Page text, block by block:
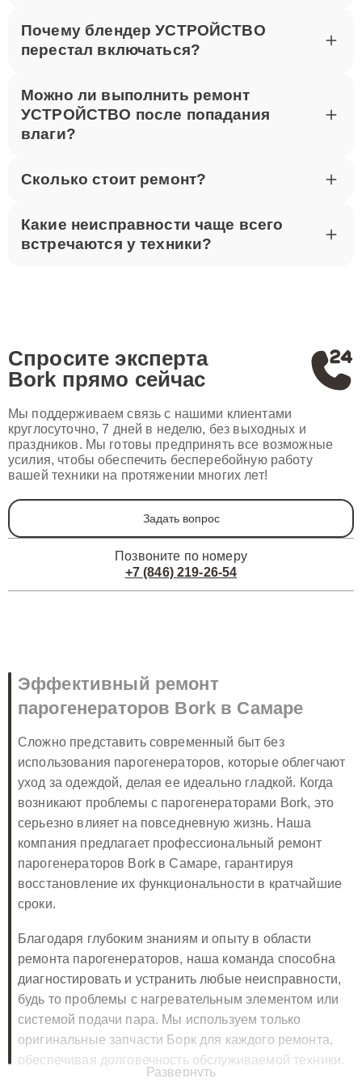
Почему блендер УСТРОЙСТВО
перестал включаться?
Можно ли выполнить ремонт
УСТРОЙСТВО после попадания
влаги?
Сколько стоит ремонт?
Какие неисправности чаще всего
встречаются у техники?
Спросите эксперта
Bork прямо сейчас
Мы поддерживаем связь с нашими клиентами
круглосуточно, 7 дней в неделю, без выходных и
праздников. Мы готовы предпринять все возможные
усилия, чтобы обеспечить бесперебойную работу
вашей техники на протяжении многих лет!
Задать вопрос
Позвоните по номеру
+7 (846) 219-26-54
Эффективный ремонт
парогенераторов Bork в Самаре
Сложно представить современный быт без
использования парогенераторов, которые облегчают
уход за одеждой, делая ее идеально гладкой. Когда
возникают проблемы с парогенераторами Bork, это
серьезно влияет на повседневную жизнь. Наша
компания предлагает профессиональный ремонт
парогенераторов Bork в Самаре, гарантируя
восстановление их функциональности в кратчайшие
сроки.
Благодаря глубоким знаниям и опыту в области
ремонта парогенераторов, наша команда способна
диагностировать и устранить любые неисправности,
будь то проблемы с нагревательным элементом или
системой подачи пара. Мы используем только
оригинальные запчасти Борк для каждого ремонта,
обеспечивая долговечность обслуживаемой техники.
Развернуть